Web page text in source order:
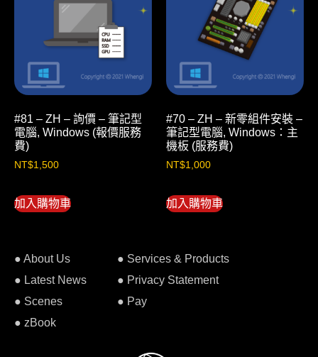
#81 – ZH – 詢價 – 筆記型
電腦, Windows (報價服務
費)
NT$1,500
加入購物車
#70 – ZH – 新零組件安裝 –
筆記型電腦, Windows：主
機板 (服務費)
NT$1,000
加入購物車
● About Us
● Latest News
● Scenes
● zBook
● Services & Products
● Privacy Statement
● Pay